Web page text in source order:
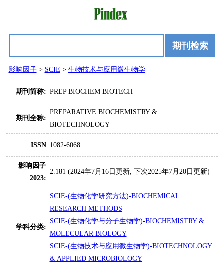
期刊检索
影响因子> SCIE > 生物技术与应用微生物学
期刊简称: PREP BIOCHEM BIOTECH
期刊全称:
PREPARATIVE BIOCHEMISTRY &
BIOTECHNOLOGY
ISSN 1082-6068
影响因子
2023:
2.181 (2024年7月16日更新, 下次2025年7月20日更新)
学科分类:
SCIE-(生物化学研究方法)-BIOCHEMICAL
RESEARCH METHODS
SCIE-(生物化学与分子生物学)-BIOCHEMISTRY &
MOLECULAR BIOLOGY
SCIE-(生物技术与应用微生物学)-BIOTECHNOLOGY
& APPLIED MICROBIOLOGY